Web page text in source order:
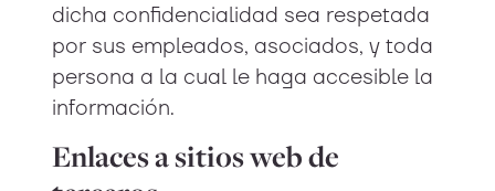
dicha confidencialidad sea respetada
por sus empleados, asociados, y toda
persona a la cual le haga accesible la
información.
Enlaces a sitios web de